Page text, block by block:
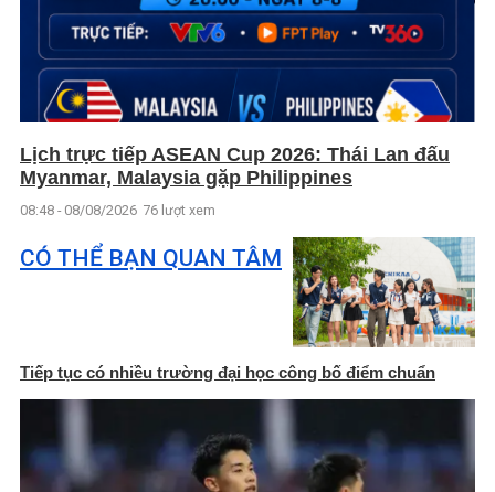
Lịch trực tiếp ASEAN Cup 2026: Thái Lan đấu
Myanmar, Malaysia gặp Philippines
08:48 - 08/08/2026 76 lượt xem
CÓ THỂ BẠN QUAN TÂM
Tiếp tục có nhiều trường đại học công bố điểm chuẩn